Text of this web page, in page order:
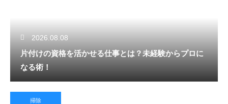
2026.08.08
片付けの資格を活かせる仕事とは？未経験からプロに
なる術！
掃除